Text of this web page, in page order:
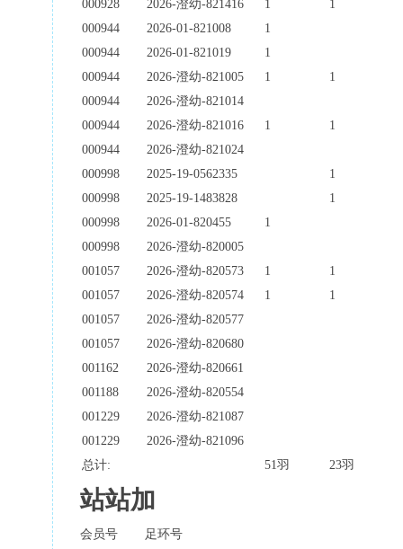
000928
2026-澄幼-821416 1
1
000944
2026-01-821008
1
000944
2026-01-821019
1
000944
2026-澄幼-821005 1
1
000944
2026-澄幼-821014
000944
2026-澄幼-821016 1
1
000944
2026-澄幼-821024
000998
2025-19-0562335
1
000998
2025-19-1483828
1
000998
2026-01-820455
1
000998
2026-澄幼-820005
001057
2026-澄幼-820573 1
1
001057
2026-澄幼-820574 1
1
001057
2026-澄幼-820577
001057
2026-澄幼-820680
001162
2026-澄幼-820661
001188
2026-澄幼-820554
001229
2026-澄幼-821087
001229
2026-澄幼-821096
总计:
51羽 23羽
站站加
会员号
足环号